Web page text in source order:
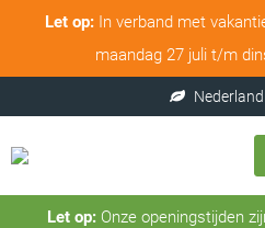
Let op:In verband met
maandag 27 juli t/m
Let op:Onze openingstijden